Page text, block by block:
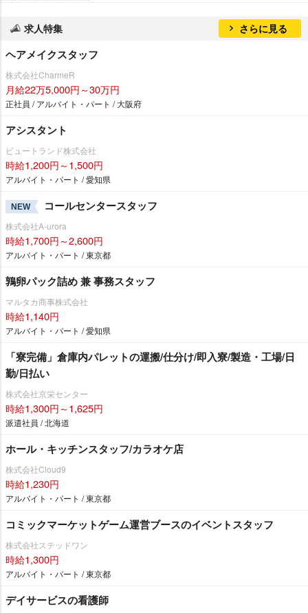
求人特集 さらに見る
ヘアメイクスタッフ
株式会社CharmeR
月給22万5,000円～30万円
正社員 / アルバイト・パート / 大阪府
アシスタント
ビュートランド株式会社
時給1,200円～1,500円
アルバイト・パート / 愛知県
NEW コールセンタースタッフ
株式会社A-urora
時給1,700円～2,600円
アルバイト・パート / 東京都
鶉卵パック詰め 兼 事務スタッフ
マルタカ商事株式会社
時給1,140円
アルバイト・パート / 愛知県
「寮完備」倉庫内パレットの運搬/仕分け/即入寮/製造・工場/日
勤/日払い
株式会社京栄センター
時給1,300円～1,625円
派遣社員 / 北海道
ホール・キッチンスタッフ/カラオケ店
株式会社Cloud9
時給1,230円
アルバイト・パート / 東京都
コミックマーケットゲーム運営ブースのイベントスタッフ
株式会社ステッドワン
時給1,300円
アルバイト・パート / 東京都
デイサービスの看護師